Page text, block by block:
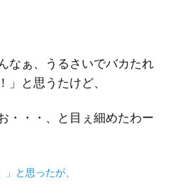
なぁ、うるさいでバカたれ
」と思うたけど、
・・・、と目ぇ細めたわー
」と思ったが、